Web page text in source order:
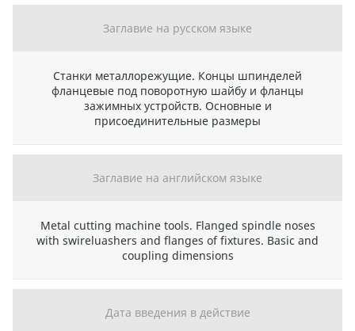
Заглавие на русском языке
Станки металлорежущие. Концы шпинделей
фланцевые под поворотную шайбу и фланцы
зажимных устройств. Основные и
присоединительные размеры
Заглавие на английском языке
Metal cutting machine tools. Flanged spindle noses
with swireluashers and flanges of fixtures. Basic and
coupling dimensions
Дата введения в действие